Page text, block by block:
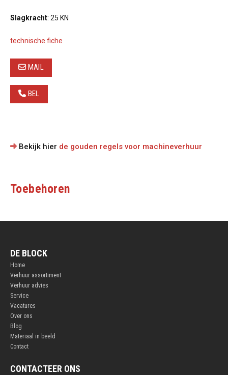
Slagkracht: 25 KN
technische fiche
MAIL
BEL
Bekijk hier de gouden regels voor machineverhuur
Toebehoren
DE BLOCK
Home
Verhuur assortiment
Verhuur advies
Service
Vacatures
Over ons
Blog
Materiaal in beeld
Contact
CONTACTEER ONS